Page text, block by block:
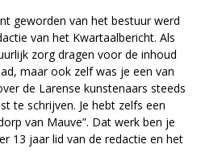
geworden van het bestuur werd
van het Kwartaalbericht. Als
zorg dragen voor de inhoud
maar ook zelf was je een van
de Larense kunstenaars steeds
te schrijven. Je hebt zelfs een
van Mauve”. Dat werk ben je
13 jaar lid van de redactie en het